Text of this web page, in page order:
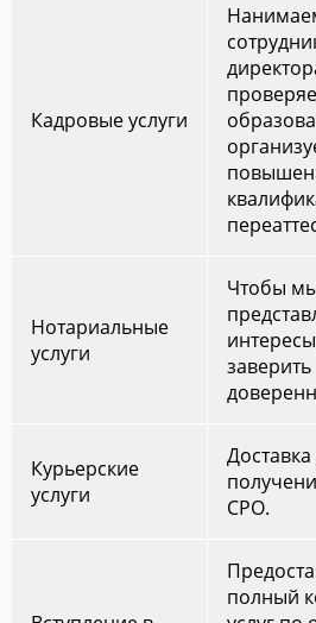
Кадровые услуги
Нотариальные
услуги
Чтобы
заверить
Курьерские
услуги
СРО.
полный